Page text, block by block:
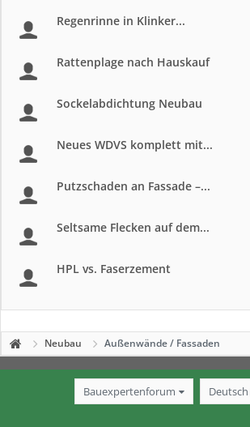
Regenrinne in Klinker...
Rattenplage nach Hauskauf
Sockelabdichtung Neubau
Neues WDVS komplett mit...
Putzschaden an Fassade –...
Seltsame Flecken auf dem...
HPL vs. Faserzement
Neubau Außenwände / Fassaden
Bauexpertenforum